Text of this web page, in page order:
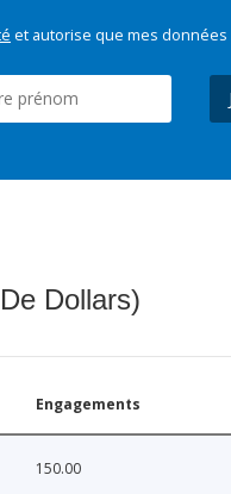
et autorise que mes
Dollars)
Engagements
150.00